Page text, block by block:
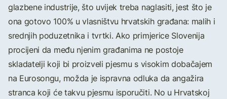
glazbene industrije, što uvijek treba naglasiti, jest što je
ona gotovo 100% u vlasništvu hrvatskih građana: malih i
srednjih poduzetnika i tvrtki. Ako primjerice Slovenija
procijeni da među njenim građanima ne postoje
skladatelji koji bi proizveli pjesmu s visokim dobačajem
na Eurosongu, možda je ispravna odluka da angažira
stranca koji će takvu pjesmu isporučiti. No u Hrvatskoj